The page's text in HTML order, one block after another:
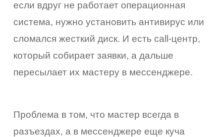
если вдруг не работает операционная
система, нужно установить антивирус или
сломался жесткий диск. И есть call-центр,
который собирает заявки, а дальше
пересылает их мастеру в мессенджере.
Проблема в том, что мастер всегда в
разъездах, а в мессенджере еще куча